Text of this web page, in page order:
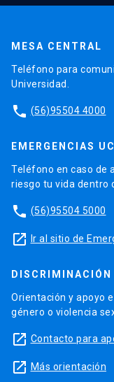
MESA CENTRAL
Teléfono para
Universidad.
phone (56)95504 4000
EMERGENCIAS UC
Teléfono en caso de
riesgo tu vida dentro
phone (56)95504 5000
launch Ir al sitio de
Orientación y apoyo
género o violencia
launch Contacto para
launch Más orientación